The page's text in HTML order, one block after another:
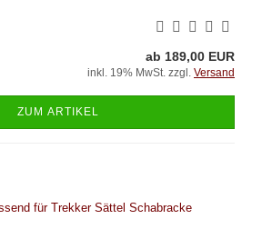
ab 189,00 EUR
inkl. 19% MwSt. zzgl. Versand
ZUM ARTIKEL